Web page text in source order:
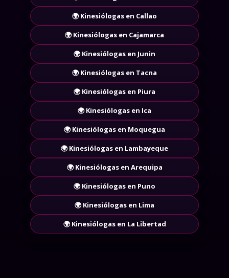
🌍 Kinesiólogas en Callao
🌍 Kinesiólogas en Cajamarca
🌍 Kinesiólogas en Junin
🌍 Kinesiólogas en Tacna
🌍 Kinesiólogas en Piura
🌍 Kinesiólogas en Ica
🌍 Kinesiólogas en Moquegua
🌍 Kinesiólogas en Lambayeque
🌍 Kinesiólogas en Arequipa
🌍 Kinesiólogas en Puno
🌍 Kinesiólogas en Lima
🌍 Kinesiólogas en La Libertad